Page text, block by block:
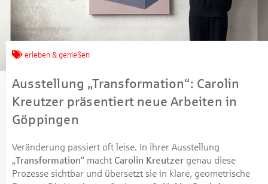
erleben & genießen
Ausstellung „Transformation“: Carolin
Kreutzer präsentiert neue Arbeiten in
Göppingen
Veränderung passiert oft leise. In ihrer Ausstellung
„Transformation“ macht Carolin Kreutzer genau diese
Prozesse sichtbar und übersetzt sie in klare, geometrische